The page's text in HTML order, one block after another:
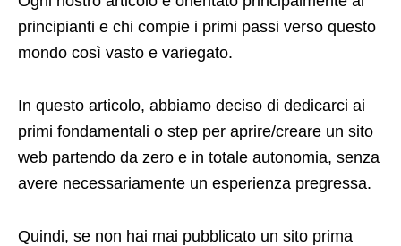
principianti e chi compie i primi passi verso questo
mondo così vasto e variegato.
In questo articolo, abbiamo deciso di dedicarci ai
primi fondamentali o step per aprire/creare un sito
web partendo da zero e in totale autonomia, senza
avere necessariamente un esperienza pregressa.
Quindi, se non hai mai pubblicato un sito prima